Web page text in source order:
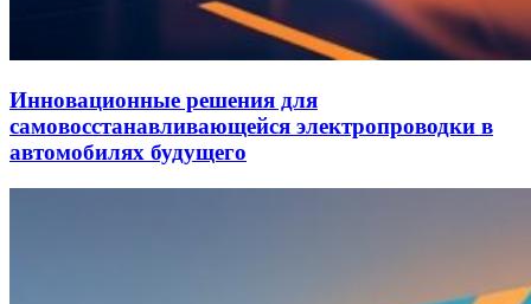
Инновационные решения для
самовосстанавливающейся электропроводки в
автомобилях будущего